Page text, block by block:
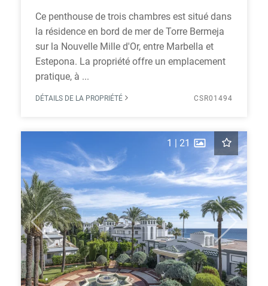
Ce penthouse de trois chambres est situé dans
la résidence en bord de mer de Torre Bermeja
sur la Nouvelle Mille d'Or, entre Marbella et
Estepona. La propriété offre un emplacement
pratique, à ...
DÉTAILS DE LA PROPRIÉTÉ CSR01494
Previous Next
1 | 21